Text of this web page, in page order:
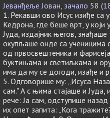
Јеванђеље Јован, зачало 58
1. Рекавши ово Исус изиђе са
Кедрона, где беше врт, у који
Јуда, издајник његов,
окупљаше онде са ученицима
од првосвештеника и
буктињама и светиљкама и
има да му се догоди, изађе и
5. Одговорише му: „Исуса
сам." А с њима стајаше и Јуда,
рече: Ја сам, одступише
их опет запита: „Кога